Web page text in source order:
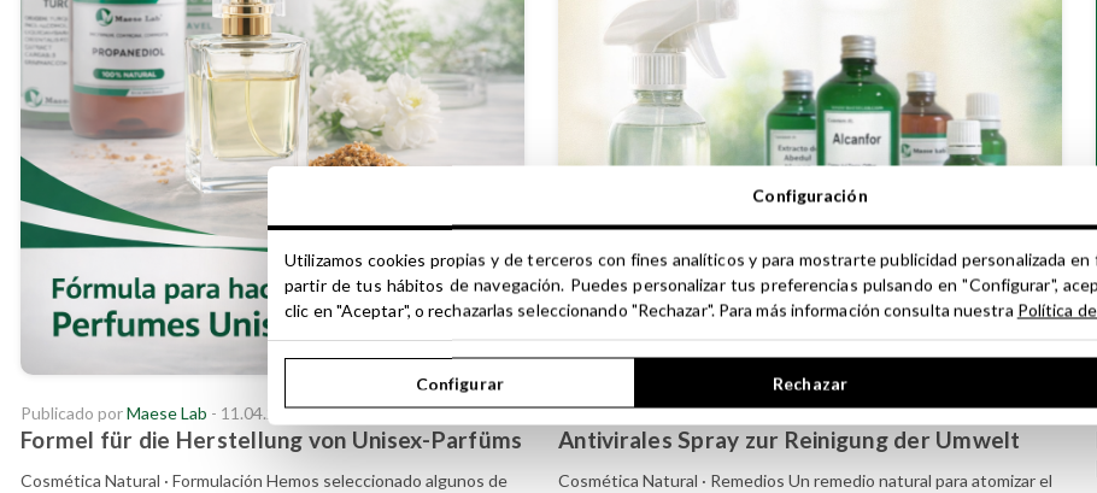
Publicado porMaese Lab - 11.04.23
Formel für die Herstellung von Unisex-Parfüms
Cosmética Natural · Formulación Hemos seleccionado algunos de
Publicado porMaese Lab- 12.03.23
Antivirales Spray zur Reinigung der Umwelt
Cosmética Natural · Remedios Un remedio natural para atomizar el
Configuración
Utilizamos cookies propias y de terceros con fines analíticos y para mostrarte publicidad personalizada
partir de tus hábitos de navegación. Puedes personalizar tus preferencias pulsando en "Configurar",
clic en "Aceptar", o rechazarlas seleccionando "Rechazar". Para más información consulta nuestra Política
Configurar Rechazar